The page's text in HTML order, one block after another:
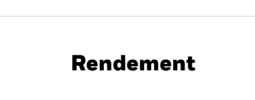
Rendement